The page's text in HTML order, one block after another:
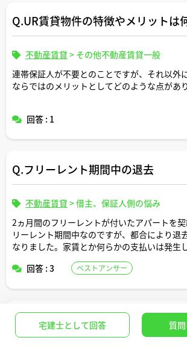
Q.UR賃貸物件の特徴やメリットは
不動産賃貸 > その他不動産賃貸一般
連帯保証人が不要とのことですが、それ以外
ならではのメリットとしてどのような点があ
回答 : 1
Q.フリーレント期間中の退去
不動産賃貸 >借主、保証人側の悩み
2ヵ月間のフリーレントが付いたアパートを
リーレント期間中なのですが、都合により退
なりました。家賃とか何らかの支払いは発生
回答 : 3
ベストアンサー
Q.家賃23万円のマンションを借り
ら必要ですか？
宅建士として回答 質